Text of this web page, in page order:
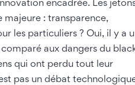
encadrée. Les
majeure : transparence,
les particuliers ? Oui, il y a
aux dangers du
qui ont perdu tout leur
pas un débat